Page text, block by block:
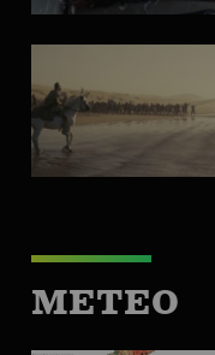
METEO